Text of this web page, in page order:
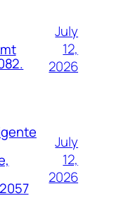
July
12,
2026
July
12,
2026